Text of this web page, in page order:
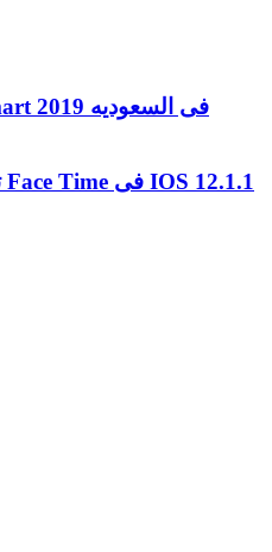
تحديث جديد من أبل لخاصية Face Time فى IOS 12.1.1